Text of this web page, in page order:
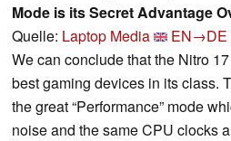
Mode is its Secret Advantage
Quelle: Laptop Media
EN→DE
We can conclude that the Nitro
best gaming devices in its class.
the great “Performance” mode
noise and the same CPU clocks